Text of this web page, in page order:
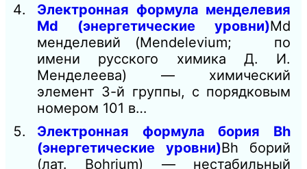
Электронная формула менделевия
Md (энергетические уровни)Md
менделевий (Mendelevium; по
имени русского химика Д. И.
Менделеева) — химический
элемент 3-й группы, с порядковым
номером 101 в…
Электронная формула бория Bh
(энергетические уровни)Bh борий
(лат. Bohrium) — нестабильный